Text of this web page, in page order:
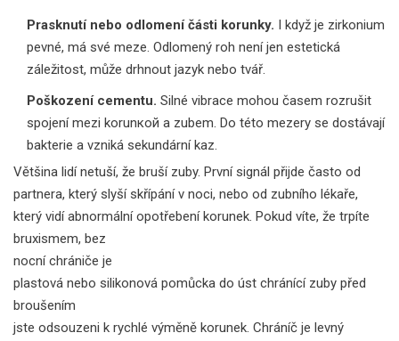
Prasknutí nebo odlomení části korunky. I když je zirkonium
pevné, má své meze. Odlomený roh není jen estetická
záležitost, může drhnout jazyk nebo tvář.
Poškození cementu. Silné vibrace mohou časem rozrušit
spojení mezi korunкой a zubem. Do této mezery se dostávají
bakterie a vzniká sekundární kaz.
Většina lidí netuší, že bruší zuby. První signál přijde často od
partnera, který slyší skřípání v noci, nebo od zubního lékaře,
který vidí abnormální opotřebení korunek. Pokud víte, že trpíte
bruxismem, bez
nocní chrániče je
plastová nebo silikonová pomůcka do úst chránící zuby před
broušením
jste odsouzeni k rychlé výměně korunek. Chráníč je levný